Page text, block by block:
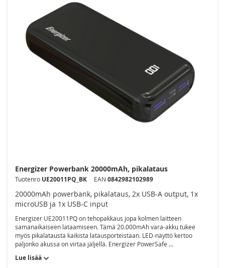
Energizer Powerbank 20000mAh, pikalataus
Tuotenro UE20011PQ_BK EAN 0842982102989
20000mAh powerbank, pikalataus, 2x USB-A output, 1x
microUSB ja 1x USB-C input
Energizer UE20011PQ on tehopakkaus jopa kolmen laitteen
samanaikaiseen lataamiseen. Tämä 20.000mAh vara-akku tukee
myös pikalatausta kaikista latausporteistaan. LED-näyttö kertoo
paljonko akussa on virtaa jäljellä. Energizer PowerSafe ...
Lue lisää